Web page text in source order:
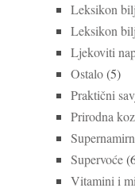
Leksikon
Leksikon
Ljekoviti
Ostalo(5)
Praktični
Prirodna
Supervoće
Vitamini i